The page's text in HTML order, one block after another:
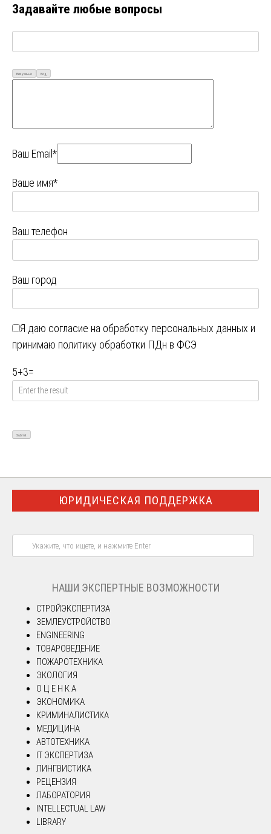
Задавайте любые вопросы
Визуально Код
Ваш Email*
Ваше имя*
Ваш телефон
Ваш город
Я даю согласие на обработку персональных данных и
принимаю политику обработки ПДн в ФСЭ
5+3=
ЮРИДИЧЕСКАЯ ПОДДЕРЖКА
НАШИ ЭКСПЕРТНЫЕ ВОЗМОЖНОСТИ
СТРОЙЭКСПЕРТИЗА
ЗЕМЛЕУСТРОЙСТВО
ENGINEERING
ТОВАРОВЕДЕНИЕ
ПОЖАРОТЕХНИКА
ЭКОЛОГИЯ
О Ц Е Н К А
ЭКОНОМИКА
КРИМИНАЛИСТИКА
МЕДИЦИНА
АВТОТЕХНИКА
IT ЭКСПЕРТИЗА
ЛИНГВИСТИКА
РЕЦЕНЗИЯ
ЛАБОРАТОРИЯ
INTELLECTUAL LAW
LIBRARY